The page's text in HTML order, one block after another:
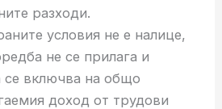
разходи.
условия не е налице,
не се прилага и
се включва на общо
доход от трудови